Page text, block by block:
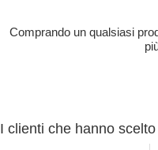
Comprando un qualsiasi
I clienti che hanno